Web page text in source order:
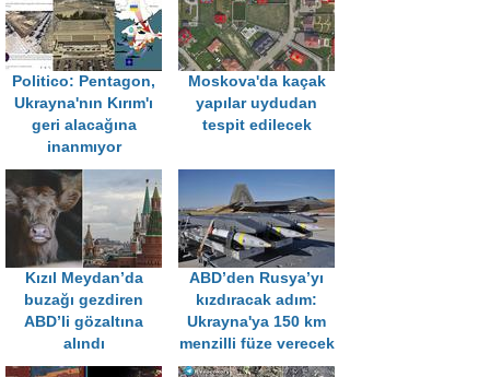
Politico: Pentagon,
Ukrayna'nın Kırım'ı
geri alacağına
inanmıyor
Moskova'da kaçak
yapılar uydudan
tespit edilecek
Kızıl Meydan’da
buzağı gezdiren
ABD’li gözaltına
alındı
ABD’den Rusya’yı
kızdıracak adım:
Ukrayna'ya 150 km
menzilli füze verecek